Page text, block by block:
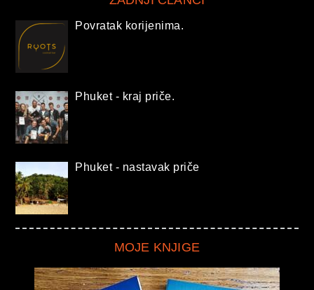
Povratak korijenima.
Phuket - kraj priče.
Phuket - nastavak priče
MOJE KNJIGE